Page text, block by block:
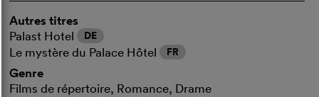
Autres titres
Palast Hotel DE
Le mystère du Palace Hôtel FR
Genre
Films de répertoire, Romance, Drame